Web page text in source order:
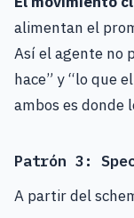
alimentan el
Así el agente no
hace” y “lo que
ambos es donde
Patrón 3:
A partir del